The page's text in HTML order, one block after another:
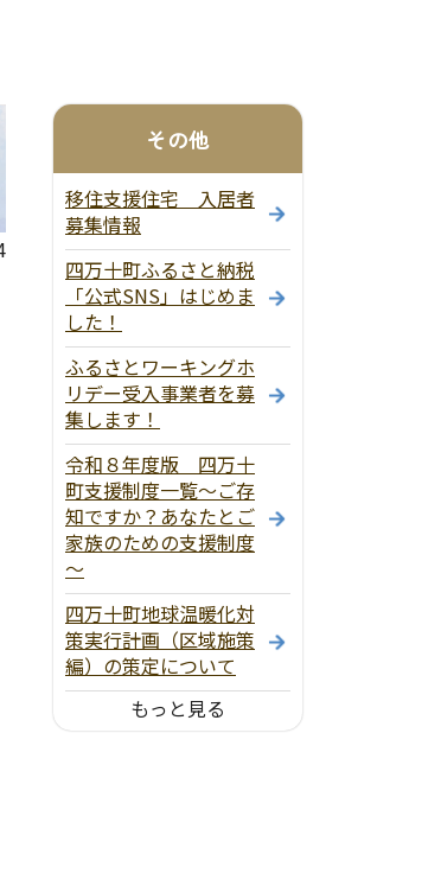
その他
移住支援住宅 入居者
募集情報
四万十町ふるさと納税
「公式SNS」はじめま
した！
ふるさとワーキングホ
リデー受入事業者を募
集します！
令和８年度版 四万十
町支援制度一覧～ご存
知ですか？あなたとご
家族のための支援制度
～
四万十町地球温暖化対
策実行計画（区域施策
編）の策定について
もっと見る